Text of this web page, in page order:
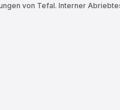
von Tefal. Interner